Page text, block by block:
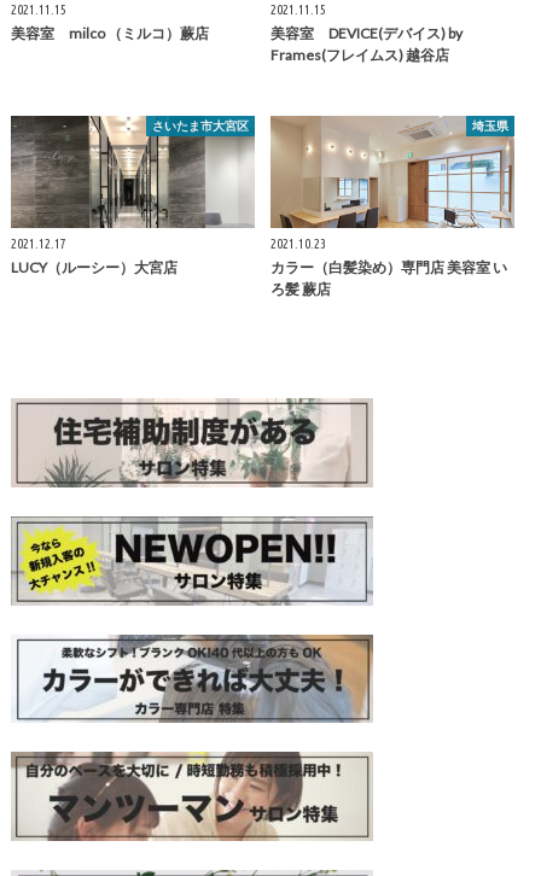
2021.11.15
美容室 milco （ミルコ）蕨店
2021.11.15
美容室 DEVICE(デバイス) by
Frames(フレイムス) 越谷店
さいたま市大宮区
2021.12.17
LUCY（ルーシー）大宮店
埼玉県
2021.10.23
カラー（白髪染め）専門店 美容室 い
ろ髪 蕨店